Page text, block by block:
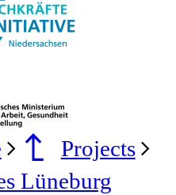
Projects
Lüneburg